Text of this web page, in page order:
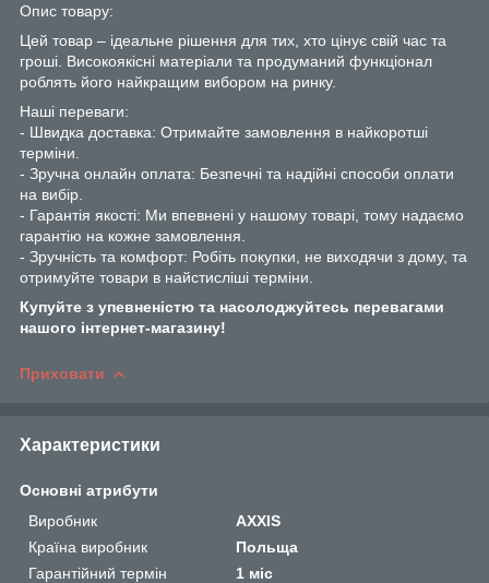
Опис товару:
Цей товар – ідеальне рішення для тих, хто цінує свій час та
гроші. Високоякісні матеріали та продуманий функціонал
роблять його найкращим вибором на ринку.
Наші переваги:
- Швидка доставка: Отримайте замовлення в найкоротші
терміни.
- Зручна онлайн оплата: Безпечні та надійні способи оплати
на вибір.
- Гарантія якості: Ми впевнені у нашому товарі, тому надаємо
гарантію на кожне замовлення.
- Зручність та комфорт: Робіть покупки, не виходячи з дому, та
отримуйте товари в найстисліші терміни.
Купуйте з упевненістю та насолоджуйтесь перевагами
нашого інтернет-магазину!
Приховати
Характеристики
Основні атрибути
Виробник
AXXIS
Країна виробник
Польща
Гарантійний термін
1 міс